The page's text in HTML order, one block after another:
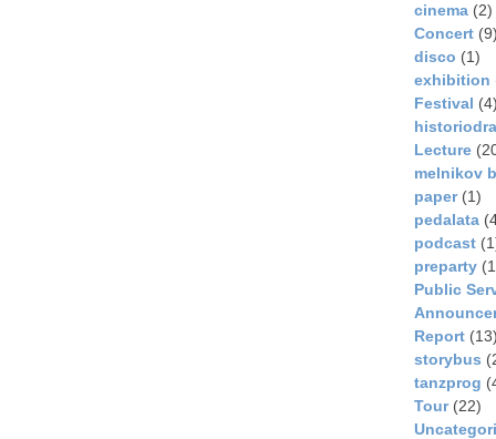
cinema (2)
Concert
disco (1)
exhibition
Festival
Lecture
melnikov
paper(1)
pedalata
podcast
preparty
Public
Report
storybus
tanzprog
Tour(22)